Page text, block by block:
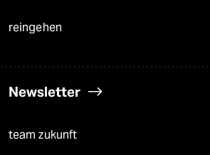
reingehen
Newsletter
team zukunft